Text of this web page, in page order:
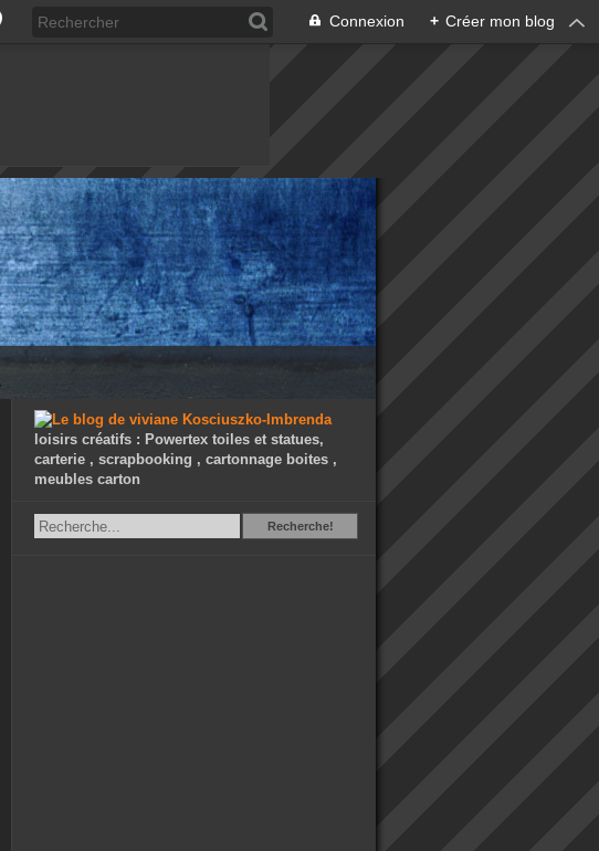
Connexion + Créer mon blog
loisirs créatifs : Powertex toiles et statues,
carterie , scrapbooking , cartonnage boites ,
meubles carton
RechercheRecherche!